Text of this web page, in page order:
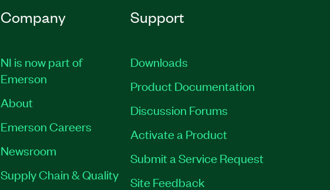
Company
NI is now part of
Emerson
About
Emerson Careers
Newsroom
Supply Chain & Quality
Support
Downloads
Product Documentation
Discussion Forums
Activate a Product
Submit a Service Request
Site Feedback